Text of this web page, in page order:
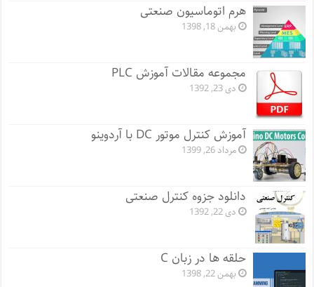
هرم اتوماسیون صنعتی
بهمن 18, 1398
مجموعه مقالات آموزش PLC
دی 23, 1392
آموزش کنترل موتور DC با آردوینو
مرداد 26, 1399
دانلود جزوه کنترل صنعتی
دی 22, 1392
حلقه ها در زبان C
بهمن 22, 1398